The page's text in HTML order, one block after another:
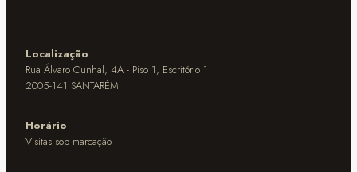
Localização
Rua Álvaro Cunhal, 4A - Piso 1, Escritório 1
2005-141 SANTARÉM
Horário
Visitas sob marcação